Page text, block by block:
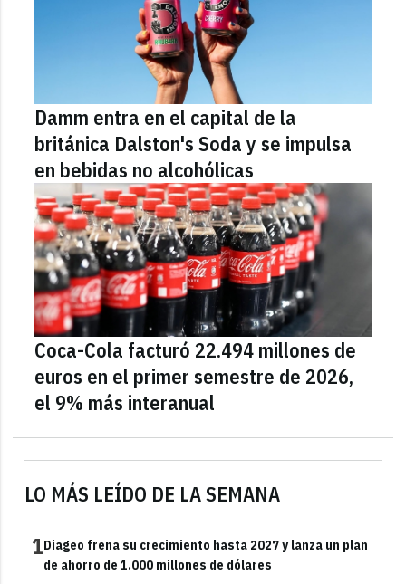
LO MÁS LEÍDO DE LA SEMANA
1Diageo frena su crecimiento hasta 2027 y lanza un plan
de ahorro de 1.000 millones de dólares
Damm entra en el capital de la
británica Dalston's Soda y se impulsa
en bebidas no alcohólicas
Coca-Cola facturó 22.494 millones de
euros en el primer semestre de 2026,
el 9% más interanual